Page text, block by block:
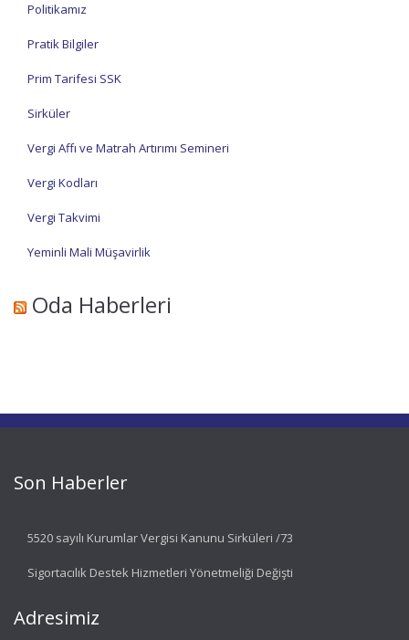
Politikamız
Pratik Bilgiler
Prim Tarifesi SSK
Sirküler
Vergi Affı ve Matrah Artırımı Semineri
Vergi Kodları
Vergi Takvimi
Yeminli Mali Müşavirlik
Oda Haberleri
Son Haberler
5520 sayılı Kurumlar Vergisi Kanunu Sirküleri /73
Sigortacılık Destek Hizmetleri Yönetmeliği Değişti
Adresimiz